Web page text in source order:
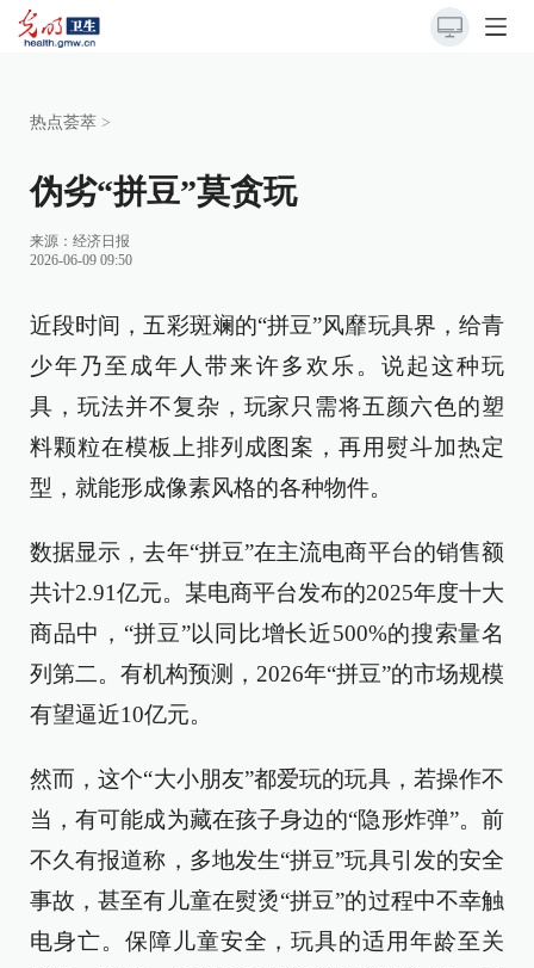
热点荟萃 >
伪劣“拼豆”莫贪玩
来源： 经济日报
2026-06-09 09:50
近段时间，五彩斑斓的“拼豆”风靡玩具界，给青
少年乃至成年人带来许多欢乐。说起这种玩
具，玩法并不复杂，玩家只需将五颜六色的塑
料颗粒在模板上排列成图案，再用熨斗加热定
型，就能形成像素风格的各种物件。
数据显示，去年“拼豆”在主流电商平台的销售额
共计2.91亿元。某电商平台发布的2025年度十大
商品中，“拼豆”以同比增长近500%的搜索量名
列第二。有机构预测，2026年“拼豆”的市场规模
有望逼近10亿元。
然而，这个“大小朋友”都爱玩的玩具，若操作不
当，有可能成为藏在孩子身边的“隐形炸弹”。前
不久有报道称，多地发生“拼豆”玩具引发的安全
事故，甚至有儿童在熨烫“拼豆”的过程中不幸触
电身亡。保障儿童安全，玩具的适用年龄至关